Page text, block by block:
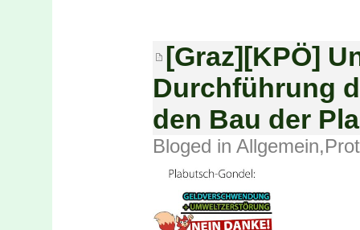
[Graz][KPÖ]
Durchführung
den Bau der
Bloged in Allgemein,